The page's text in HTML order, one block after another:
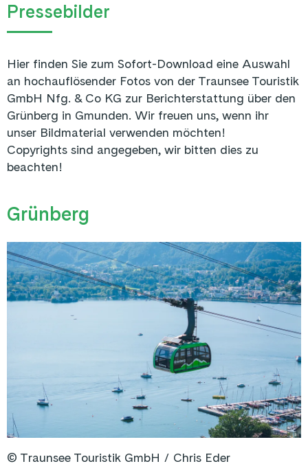
Pressebilder
Hier finden Sie zum Sofort-Download eine Auswahl
an hochauflösender Fotos von der Traunsee Touristik
GmbH Nfg. & Co KG zur Berichterstattung über den
Grünberg in Gmunden. Wir freuen uns, wenn ihr
unser Bildmaterial verwenden möchten!
Copyrights sind angegeben, wir bitten dies zu
beachten!
Grünberg
© Traunsee Touristik GmbH / Chris Eder